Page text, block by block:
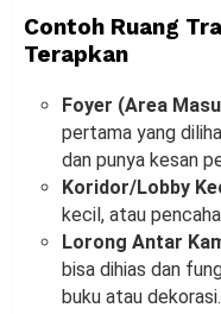
Contoh Ruang
Terapkan
Foyer (Area
pertama yang
dan punya kesan
Koridor/Lobby
kecil, atau
Lorong Antar
bisa dihias dan
buku atau dekorasi.